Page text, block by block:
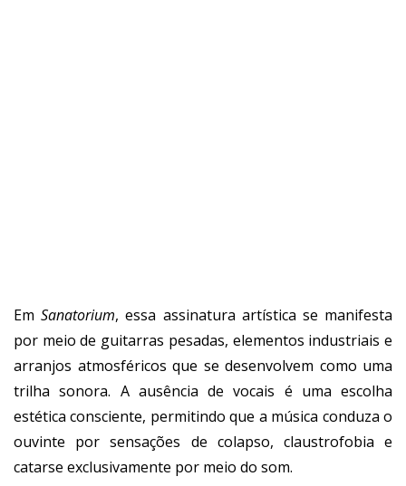
EmSanatorium, essa assinatura artística se manifesta
por meio de guitarras pesadas, elementos industriais e
arranjos atmosféricos que se desenvolvem como uma
trilha sonora. A ausência de vocais é uma escolha
estética consciente, permitindo que a música conduza o
ouvinte por sensações de colapso, claustrofobia e
catarse exclusivamente por meio do som.